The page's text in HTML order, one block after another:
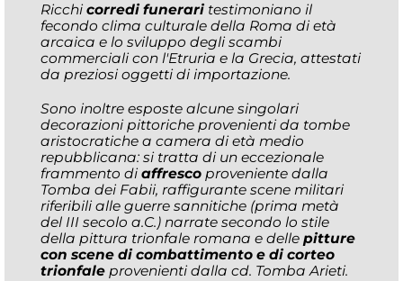
Ricchi corredi funerari testimoniano il
fecondo clima culturale della Roma di età
arcaica e lo sviluppo degli scambi
commerciali con l'Etruria e la Grecia, attestati
da preziosi oggetti di importazione.
Sono inoltre esposte alcune singolari
decorazioni pittoriche provenienti da tombe
aristocratiche a camera di età medio
repubblicana: si tratta di un eccezionale
frammento di affresco proveniente dalla
Tomba dei Fabii, raffigurante scene militari
riferibili alle guerre sannitiche (prima metà
del III secolo a.C.) narrate secondo lo stile
della pittura trionfale romana e delle pitture
con scene di combattimento e di corteo
trionfale provenienti dalla cd. Tomba Arieti.